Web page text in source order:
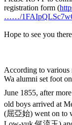
registration form (
……/
Hope to see you
According to various
Wa alumni set foot
June 1855, after
old boys arrived at
(屈亞始) went on to